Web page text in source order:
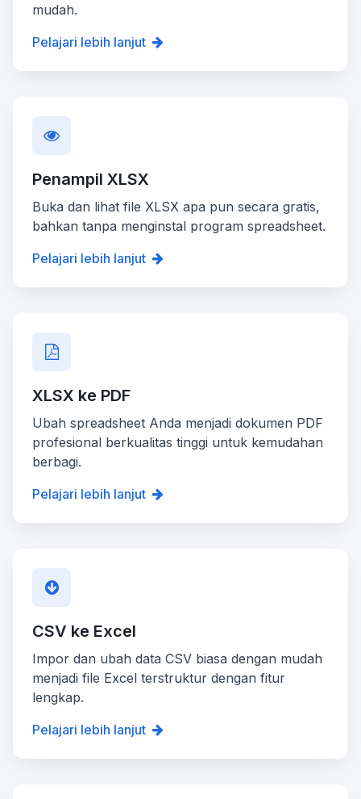
mudah.
Pelajari lebih lanjut
Penampil XLSX
Buka dan lihat file XLSX apa pun secara gratis,
bahkan tanpa menginstal program spreadsheet.
Pelajari lebih lanjut
XLSX ke PDF
Ubah spreadsheet Anda menjadi dokumen PDF
profesional berkualitas tinggi untuk kemudahan
berbagi.
Pelajari lebih lanjut
CSV ke Excel
Impor dan ubah data CSV biasa dengan mudah
menjadi file Excel terstruktur dengan fitur
lengkap.
Pelajari lebih lanjut